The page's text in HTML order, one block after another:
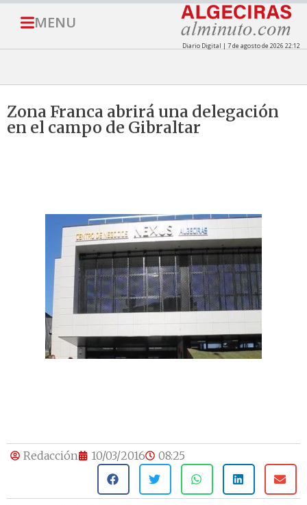
MENU
Diario Digital | 7 de agosto de 2026 22:12
Zona Franca abrirá una delegación
en el campo de Gibraltar
Redacción 10/03/2016 08:25